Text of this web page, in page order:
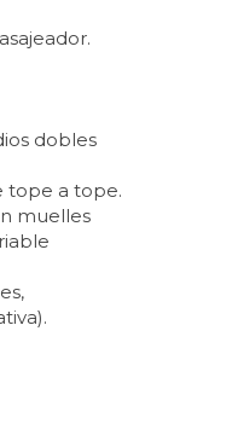
dobles
tope a tope.
muelles